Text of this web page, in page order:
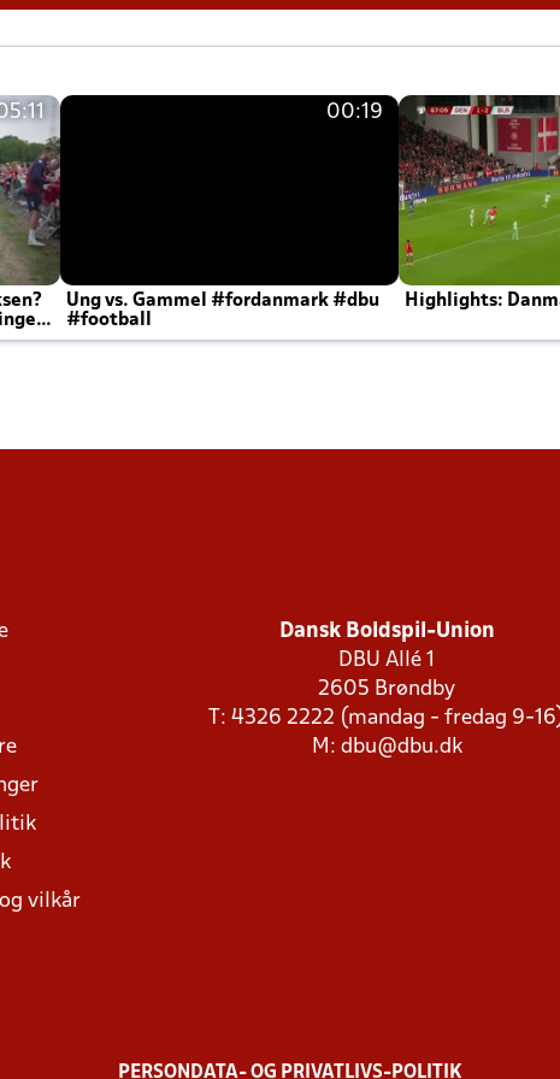
00:19
Ung vs. Gammel #fordanmark #dbu
#football
Highlights:
vilkår
Dansk Boldspil-Union
DBU Allé 1
2605 Brøndby
T: 4326 2222 (mandag - fredag 9-
M: dbu@dbu.dk
PERSONDATA- OG PRIVATLIVS-POLITIK